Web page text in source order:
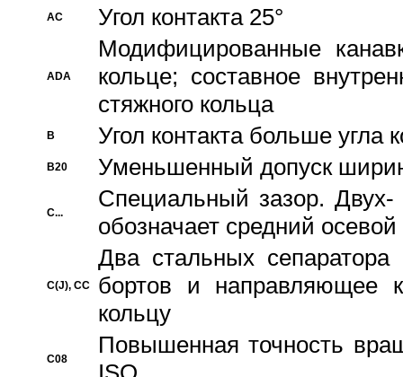
AC Угол контакта 25°
ADA
Модифицированные
кольце; составное
стяжного кольца
B Угол контакта больше угла
B20 Уменьшенный допуск
C...
Специальный зазор.
обозначает средний
C(J), CC
Два стальных сепаратора
бортов и направляющее
кольцу
C08
Повышенная точность